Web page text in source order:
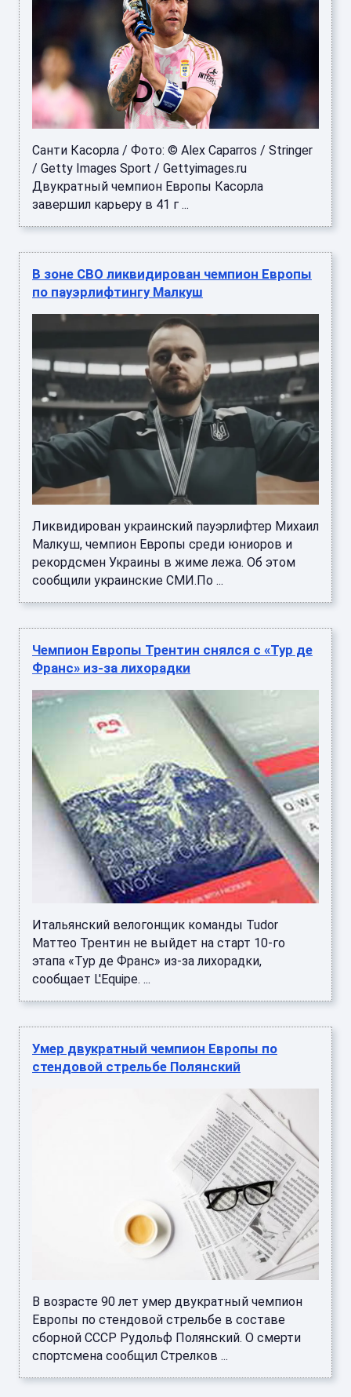
Санти Касорла / Фото: © Alex Caparros / Stringer
/ Getty Images Sport / Gettyimages.ru
Двукратный чемпион Европы Касорла
завершил карьеру в 41 г ...
В зоне СВО ликвидирован чемпион Европы
по пауэрлифтингу Малкуш
Ликвидирован украинский пауэрлифтер Михаил
Малкуш, чемпион Европы среди юниоров и
рекордсмен Украины в жиме лежа. Об этом
сообщили украинские СМИ.По ...
Чемпион Европы Трентин снялся с «Тур де
Франс» из-за лихорадки
Итальянский велогонщик команды Tudor
Маттео Трентин не выйдет на старт 10-го
этапа «Тур де Франс» из-за лихорадки,
сообщает L'Equipe. ...
Умер двукратный чемпион Европы по
стендовой стрельбе Полянский
В возрасте 90 лет умер двукратный чемпион
Европы по стендовой стрельбе в составе
сборной СССР Рудольф Полянский. О смерти
спортсмена сообщил Стрелков ...